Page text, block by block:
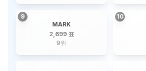
9
MARK
2,699 표
9위
10